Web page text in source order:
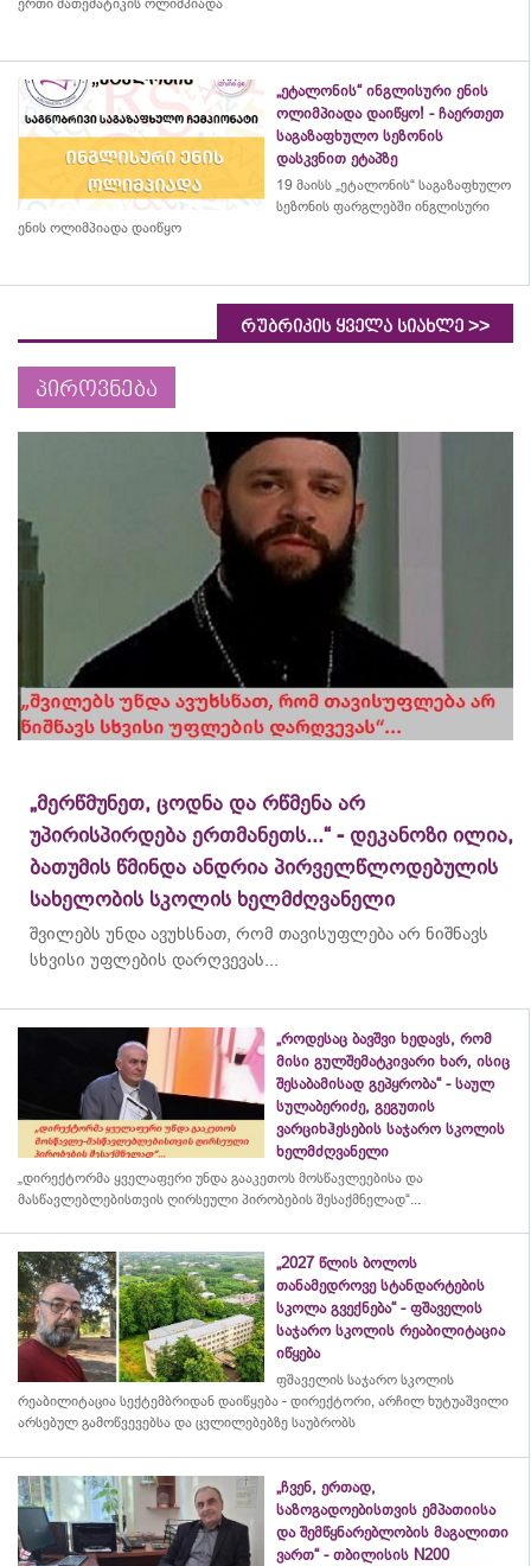
ერთი მათემატიკის ოლიმპიადა
„ეტალონის“ ინგლისური ენის
ოლიმპიადა დაიწყო! - ჩაერთეთ
საგაზაფხულო სეზონის
დასკვნით ეტაპზე
19 მაისს „ეტალონის“ საგაზაფხულო
სეზონის ფარგლებში ინგლისური
ენის ოლიმპიადა დაიწყო
რუბრიკის ყველა სიახლე >>
პიროვნება
„მერწმუნეთ, ცოდნა და რწმენა არ
უპირისპირდება ერთმანეთს...“ - დეკანოზი ილია,
ბათუმის წმინდა ანდრია პირველწლოდებულის
სახელობის სკოლის ხელმძღვანელი
შვილებს უნდა ავუხსნათ, რომ თავისუფლება არ ნიშნავს
სხვისი უფლების დარღვევას...
„როდესაც ბავშვი ხედავს, რომ
მისი გულშემატკივარი ხარ, ისიც
შესაბამისად გეპყრობა“ - საულ
სულაბერიძე, გეგუთის
ვარციხჰესების საჯარო სკოლის
ხელმძღვანელი
„დირექტორმა ყველაფერი უნდა გააკეთოს მოსწავლეებისა და
მასწავლებლებისთვის ღირსეული პირობების შესაქმნელად“...
„2027 წლის ბოლოს
თანამედროვე სტანდარტების
სკოლა გვექნება“ - ფშაველის
საჯარო სკოლის რეაბილიტაცია
იწყება
ფშაველის საჯარო სკოლის
რეაბილიტაცია სექტემბრიდან დაიწყება - დირექტორი, არჩილ ხუტუაშვილი
არსებულ გამოწვევებსა და ცვლილებებზე საუბრობს
„ჩვენ, ერთად,
საზოგადოებისთვის ემპათიისა
და შემწყნარებლობის მაგალითი
ვართ“ - თბილისის N200